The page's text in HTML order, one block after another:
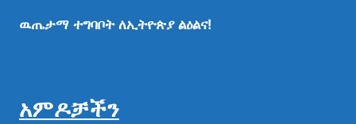
ዉጤታማ ተግባቦት ለኢትዮጵያ ልዕልና!
አምዶቻችን